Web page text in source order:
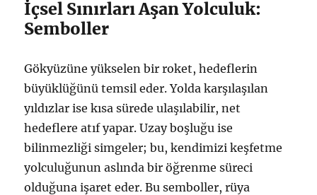
İçsel Sınırları Aşan Yolculuk:
Semboller
Gökyüzüne yükselen bir roket, hedeflerin
büyüklüğünü temsil eder. Yolda karşılaşılan
yıldızlar ise kısa sürede ulaşılabilir, net
hedeflere atıf yapar. Uzay boşluğu ise
bilinmezliği simgeler; bu, kendimizi keşfetme
yolculuğunun aslında bir öğrenme süreci
olduğuna işaret eder. Bu semboller, rüya